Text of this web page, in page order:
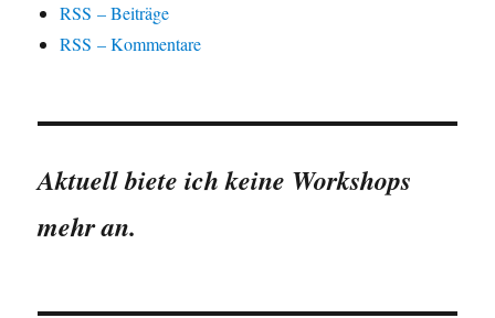
RSS – Beiträge
RSS – Kommentare
Aktuell biete ich keine Workshops
mehr an.